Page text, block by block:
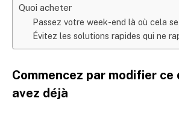
Quoi acheter
Passez votre week-end là où cela
Évitez les solutions rapides qui ne
Commencez par modifier ce
avez déjà